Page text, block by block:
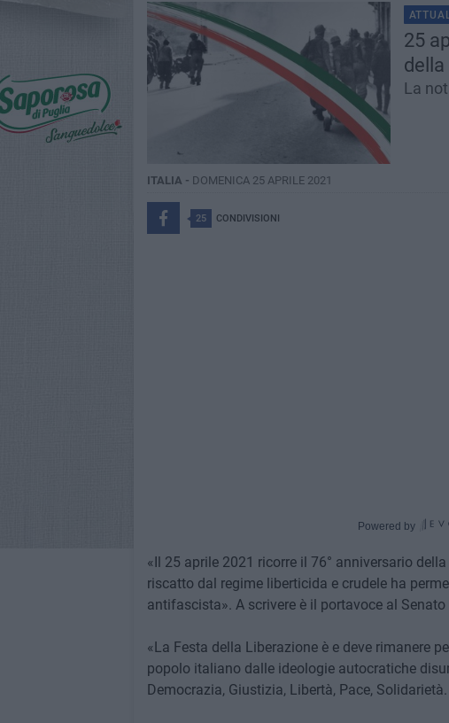
25
La
ITALIA - DOMENICA 25 APRILE 2021
25 CONDIVISIONI
Powered by
«Il 25 aprile 2021 ricorre il 76° anniversario
riscatto dal regime liberticida e crudele ha
antifascista». A scrivere è il portavoce al
«La Festa della Liberazione è e deve rimanere
popolo italiano dalle ideologie autocratiche
Democrazia, Giustizia, Libertà, Pace, Solidarietà.